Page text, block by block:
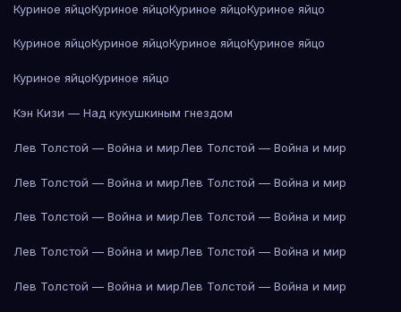
Куриное яйцоКуриное яйцоКуриное яйцоКуриное яйцо
Куриное яйцоКуриное яйцоКуриное яйцоКуриное яйцо
Куриное яйцоКуриное яйцо
Кэн Кизи — Над кукушкиным гнездом
Лев Толстой — Война и мирЛев Толстой — Война и мир
Лев Толстой — Война и мирЛев Толстой — Война и мир
Лев Толстой — Война и мирЛев Толстой — Война и мир
Лев Толстой — Война и мирЛев Толстой — Война и мир
Лев Толстой — Война и мирЛев Толстой — Война и мир